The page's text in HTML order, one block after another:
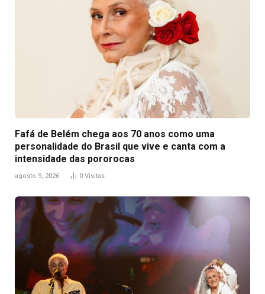
Fafá de Belém chega aos 70 anos como uma
personalidade do Brasil que vive e canta com a
intensidade das pororocas
agosto 9, 2026 0 Visitas